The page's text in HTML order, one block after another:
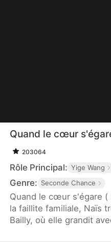
Quand le cœur
203064
Rôle Principal: Yige Wang
Genre: Seconde Chance
Quand le cœur s'égare (
la faillite familiale, Naïs
Bailly, où elle grandit